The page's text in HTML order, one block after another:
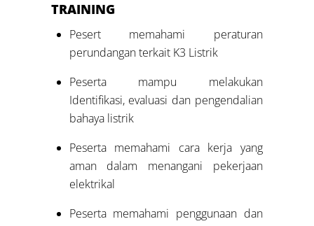
TRAINING
Pesert memahami peraturan
perundangan terkait K3 Listrik
Peserta mampu melakukan
Identifikasi, evaluasi dan pengendalian
bahaya listrik
Peserta memahami cara kerja yang
aman dalam menangani pekerjaan
elektrikal
Peserta memahami penggunaan dan